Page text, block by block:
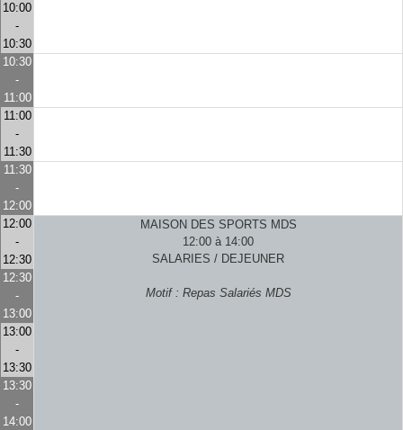
10:00
-
10:30
10:30
-
11:00
11:00
-
11:30
11:30
-
12:00
12:00
-
12:30
MAISON DES SPORTS MDS
12:00 à 14:00
SALARIES / DEJEUNER
Motif : Repas Salariés MDS
12:30
-
13:00
13:00
-
13:30
13:30
-
14:00